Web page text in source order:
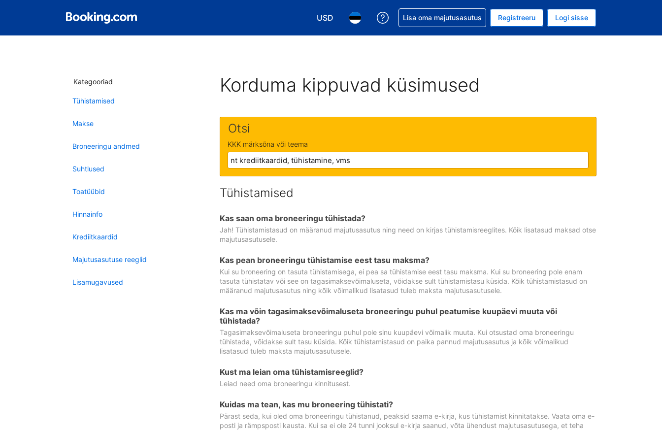
USD
Vali valuuta. Praegune valitud valuuta on USA dollar
Vali keel. Praegune valitud keel on Eesti keeles
Saa broneeringuga abi
Lisa oma majutusasutus Registreeru Logi sisse
Kategooriad
Tühistamised
Makse
Broneeringu andmed
Suhtlused
Toatüübid
Hinnainfo
Krediitkaardid
Majutusasutuse reeglid
Lisamugavused
Korduma kippuvad küsimused
Otsi
KKK märksõna või teema
Tühistamised
Kas saan oma broneeringu tühistada?
Jah! Tühistamistasud on määranud majutusasutus ning need on kirjas tühistamisreeglites. Kõik lisatasud maksad otse
majutusasutusele.
Kas pean broneeringu tühistamise eest tasu maksma?
Kui su broneering on tasuta tühistamisega, ei pea sa tühistamise eest tasu maksma. Kui su broneering pole enam
tasuta tühistatav või see on tagasimaksevõimaluseta, võidakse sult tühistamistasu küsida. Kõik tühistamistasud on
määranud majutusasutus ning kõik võimalikud lisatasud tuleb maksta majutusasutusele.
Kas ma võin tagasimaksevõimaluseta broneeringu puhul peatumise kuupäevi muuta või
tühistada?
Tagasimaksevõimaluseta broneeringu puhul pole sinu kuupäevi võimalik muuta. Kui otsustad oma broneeringu
tühistada, võidakse sult tasu küsida. Kõik tühistamistasud on paika pannud majutusasutus ja kõik võimalikud
lisatasud tuleb maksta majutusasutusele.
Kust ma leian oma tühistamisreeglid?
Leiad need oma broneeringu kinnitusest.
Kuidas ma tean, kas mu broneering tühistati?
Pärast seda, kui oled oma broneeringu tühistanud, peaksid saama e-kirja, kus tühistamist kinnitatakse. Vaata oma e-
posti ja rämpsposti kausta. Kui sa ei ole 24 tunni jooksul e-kirja saanud, võta ühendust majutusasutusega, et teha